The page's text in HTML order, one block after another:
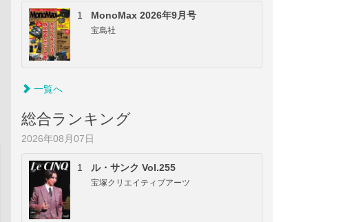
1 MonoMax 2026年9月号
宝島社
一覧へ
総合ランキング
2026年08月07日
1 ル・サンク Vol.255
宝塚クリエイティブアーツ